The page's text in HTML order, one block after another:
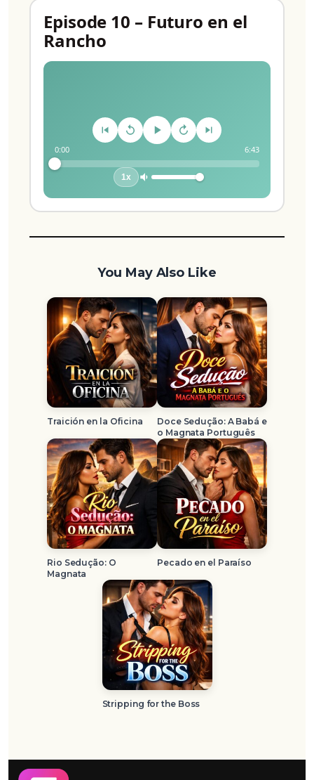
Episode 10 – Futuro en el
Rancho
0:00 6:43
1x
You May Also Like
Traición en la Oficina
Doce Sedução: A Babá e
o Magnata Português
Rio Sedução: O
Magnata
Pecado en el Paraíso
Stripping for the Boss